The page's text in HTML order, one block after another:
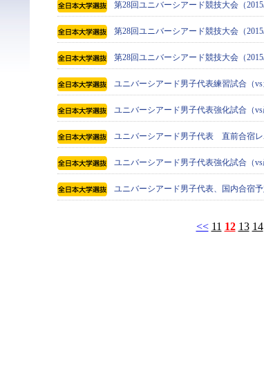
第28回ユニバーシアード競技大会（
第28回ユニバーシアード競技大会（
第28回ユニバーシアード競技大会（
ユニバーシアード男子代表練習試合（
ユニバーシアード男子代表強化試合（
ユニバーシアード男子代表 直前合宿レ
ユニバーシアード男子代表強化試合（
ユニバーシアード男子代表、国内合宿
<< 11 12 13 14